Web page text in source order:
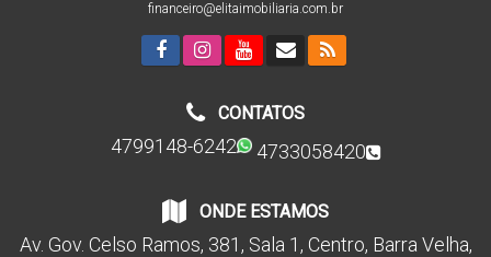
financeiro@elitaimobiliaria.com.br
CONTATOS
4799148-6242 4733058420
ONDE ESTAMOS
Av. Gov. Celso Ramos, 381 , Sala 1 , Centro, Barra Velha,